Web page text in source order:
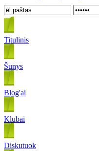
Titulinis
Šunys
Blog'ai
Klubai
Diskutuok